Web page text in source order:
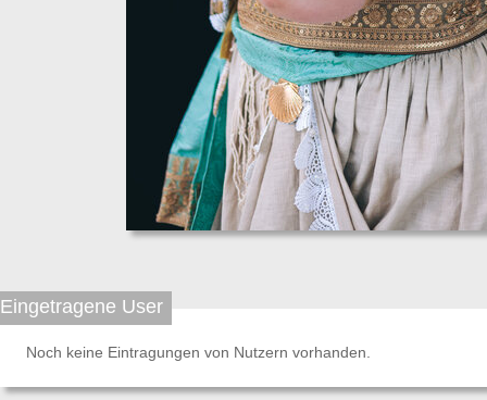
Eingetragene User
Noch keine Eintragungen von Nutzern vorhanden.